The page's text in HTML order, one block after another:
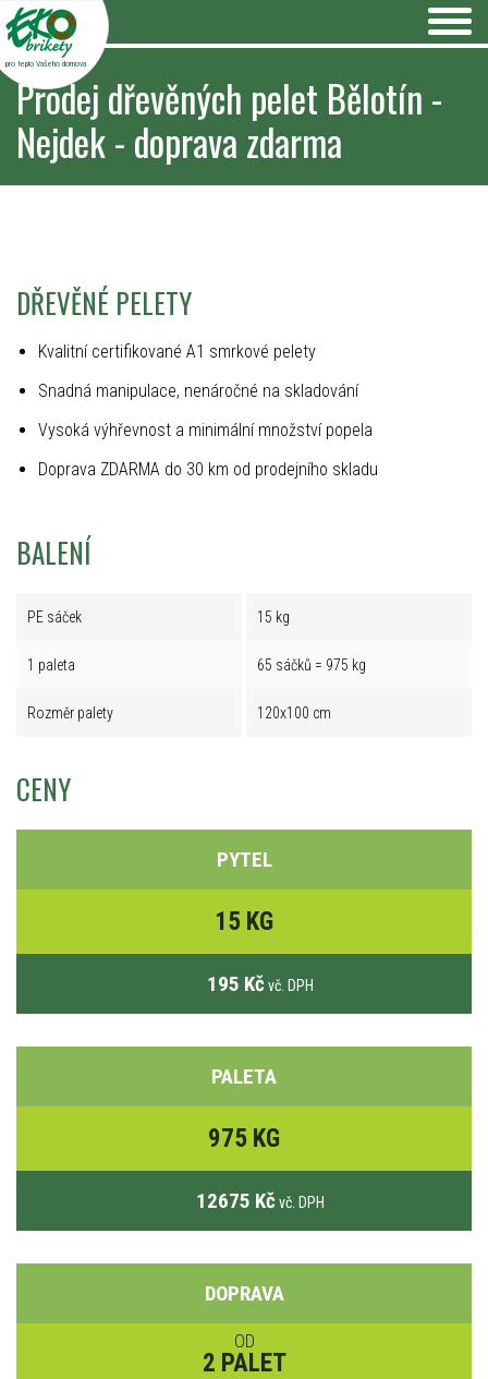
pro teplo Vašeho domova
Prodej dřevěných pelet Bělotín -
Nejdek - doprava zdarma
DŘEVĚNÉ PELETY
Kvalitní certifikované A1 smrkové pelety
Snadná manipulace, nenáročné na skladování
Vysoká výhřevnost a minimální množství popela
Doprava ZDARMA do 30 km od prodejního skladu
BALENÍ
PE sáček 15 kg
1 paleta 65 sáčků = 975 kg
Rozměr palety 120x100 cm
CENY
PYTEL
15 KG
195 Kč vč. DPH
PALETA
975 KG
12675 Kč vč. DPH
DOPRAVA
OD
2 PALET